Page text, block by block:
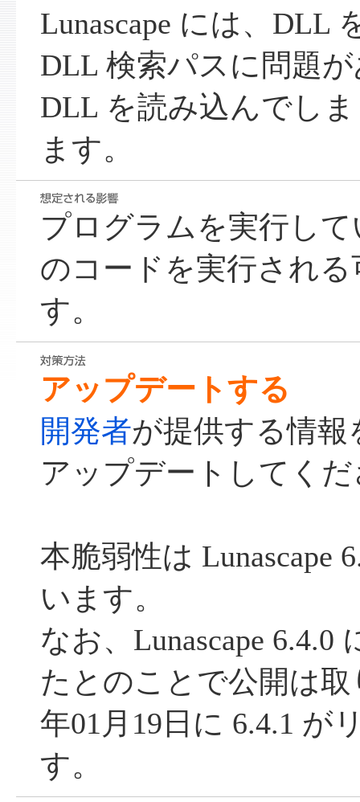
Lunascape には、DLL
DLL 検索パスに問題
DLL を読み込んでし
ます。
プログラムを実行し
のコードを実行され
す。
アップデートする
開発者が提供する情
アップデートしてく
本脆弱性は Lunascape
います。
なお、Lunascape 6.4.0
たとのことで公開は取
年01月19日に 6.4.1 が
す。